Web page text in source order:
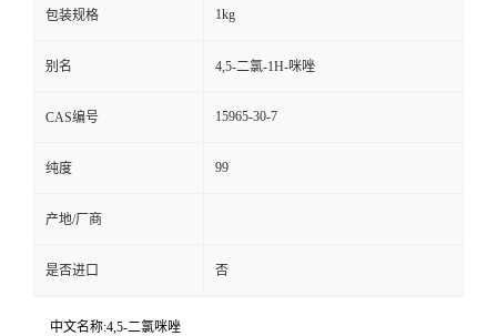
包装规格 1kg
别名 4,5-二氯-1H-咪唑
CAS编号 15965-30-7
纯度 99
产地/厂商
是否进口 否
中文名称:4,5-二氯咪唑